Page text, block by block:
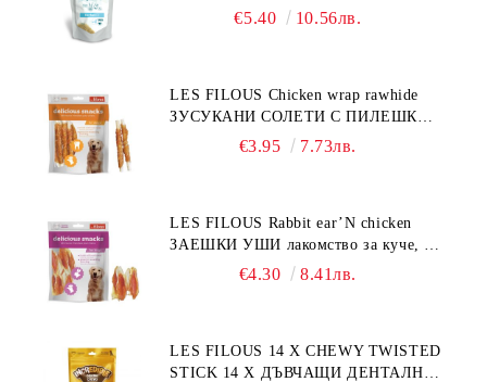
€5.40 10.56лв.
LES FILOUS Chicken wrap rawhide
ЗУСУКАНИ СОЛЕТИ С ПИЛЕШКО,
лакомство за куче, 100 г
€3.95 7.73лв.
LES FILOUS Rabbit ear’N chicken
ЗАЕШКИ УШИ лакомство за куче, 50
€4.30 8.41лв.
LES FILOUS 14 X CHEWY TWISTED
STICK 14 X ДЪВЧАЩИ ДЕНТАЛНИ